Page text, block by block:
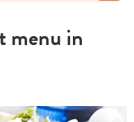
menu in